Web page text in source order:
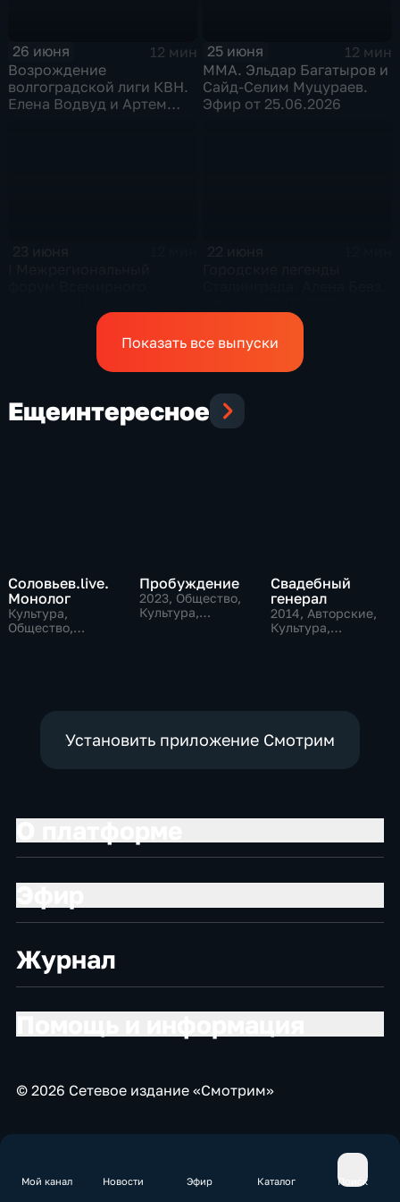
Мой канал Новости Эфир Каталог Поиск
26 июня
12 мин
Возрождение
волгоградской лиги КВН.
Елена Водвуд и Артем
25 июня
12 мин
ММА. Эльдар Багатыров и
Сайд-Селим Муцураев.
Эфир от 25.06.2026
Собора в Волгограде.
Иерей Федор Лукьянов.
Эфир от 23.06.2026
Показать все выпуски
Ещеинтересное
Соловьев.live.
Монолог
Культура,
Общество,
Пробуждение
2023, Общество,
Культура,
Свадебный
генерал
2014, Авторские,
Культура,
Установить приложение Смотрим
Журнал
© 2026 Сетевое издание «Смотрим»